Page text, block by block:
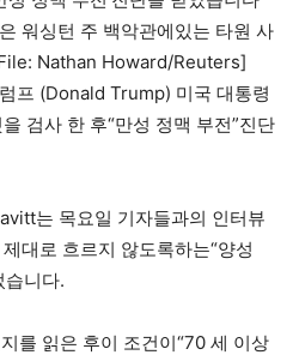
워싱턴 주 백악관에있는 타원 사
Nathan Howard/Reuters]
프 (Donald Trump) 미국 대통령
검사 한 후“만성 정맥 부전”진단
는 목요일 기자들과의 인터뷰
대로 흐르지 않도록하는“양성
습니다.
를 읽은 후이 조건이“70 세 이상